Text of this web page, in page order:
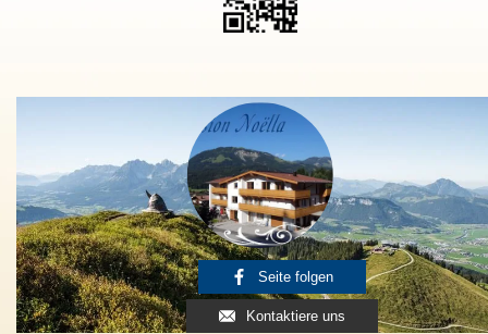
Seite folgen
Kontaktiere uns